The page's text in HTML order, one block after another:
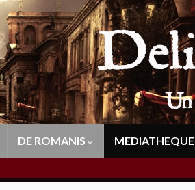
DE ROMANIS MEDIATHEQUE